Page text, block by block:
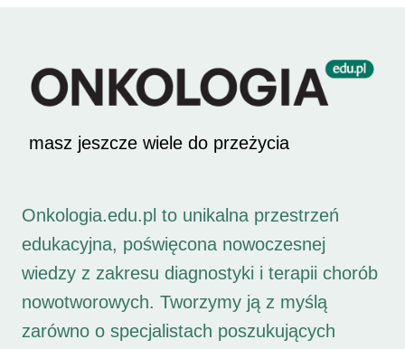
masz jeszcze wiele do przeżycia
Onkologia.edu.pl to unikalna przestrzeń
edukacyjna, poświęcona nowoczesnej
wiedzy z zakresu diagnostyki i terapii chorób
nowotworowych. Tworzymy ją z myślą
zarówno o specjalistach poszukujących